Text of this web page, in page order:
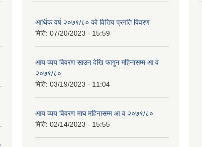
आर्थिक वर्ष २०७९/८० को वित्तिय प्रगति विवरण
मिति: 07/20/2023 - 15:59
आय व्यय विवरण साउन देखि फागुन महिनासम्म आ व
२०७९/८०
मिति: 03/19/2023 - 11:04
आय व्यय विवरण माघ महिनासम्म आ व २०७९/८०
मिति: 02/14/2023 - 15:55